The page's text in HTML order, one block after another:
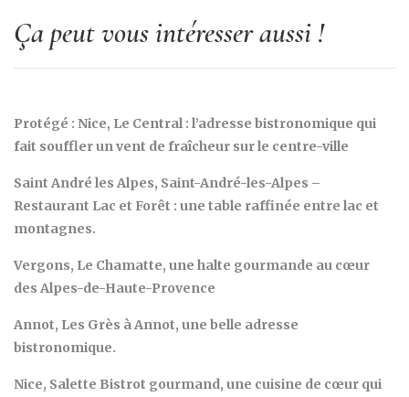
Ça peut vous intéresser aussi !
Protégé : Nice, Le Central : l’adresse bistronomique qui
fait souffler un vent de fraîcheur sur le centre-ville
Saint André les Alpes, Saint-André-les-Alpes –
Restaurant Lac et Forêt : une table raffinée entre lac et
montagnes.
Vergons, Le Chamatte, une halte gourmande au cœur
des Alpes-de-Haute-Provence
Annot, Les Grès à Annot, une belle adresse
bistronomique.
Nice, Salette Bistrot gourmand, une cuisine de cœur qui